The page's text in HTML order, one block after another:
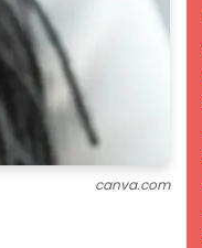
canva.com